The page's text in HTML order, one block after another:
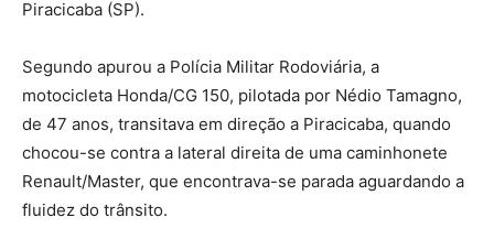
Piracicaba (SP).
Segundo apurou a Polícia Militar Rodoviária, a
motocicleta Honda/CG 150, pilotada por Nédio Tamagno,
de 47 anos, transitava em direção a Piracicaba, quando
chocou-se contra a lateral direita de uma caminhonete
Renault/Master, que encontrava-se parada aguardando a
fluidez do trânsito.